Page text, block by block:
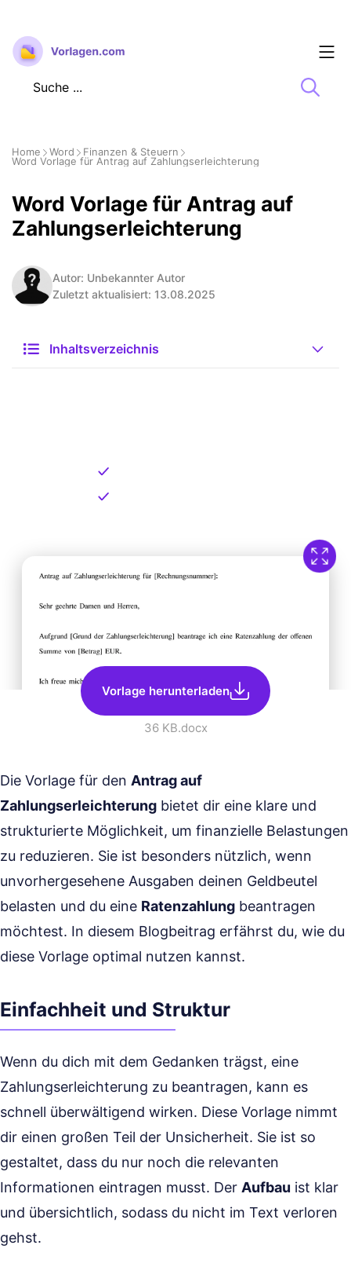
Zum
Inhalt
springen
Home Word
Finanzen & Steuern
Word Vorlage für Antrag auf Zahlungserleichterung
Word Vorlage für Antrag auf
Zahlungserleichterung
Autor: Unbekannter Autor
Zuletzt aktualisiert: 13.08.2025
Inhaltsverzeichnis
Vorlage herunterladen
36 KB.docx
Die Vorlage für den Antrag auf
Zahlungserleichterung bietet dir eine klare und
strukturierte Möglichkeit, um finanzielle Belastungen
zu reduzieren. Sie ist besonders nützlich, wenn
unvorhergesehene Ausgaben deinen Geldbeutel
belasten und du eine Ratenzahlung beantragen
möchtest. In diesem Blogbeitrag erfährst du, wie du
diese Vorlage optimal nutzen kannst.
Einfachheit und Struktur
Wenn du dich mit dem Gedanken trägst, eine
Zahlungserleichterung zu beantragen, kann es
schnell überwältigend wirken. Diese Vorlage nimmt
dir einen großen Teil der Unsicherheit. Sie ist so
gestaltet, dass du nur noch die relevanten
Informationen eintragen musst. Der Aufbau ist klar
und übersichtlich, sodass du nicht im Text verloren
gehst.